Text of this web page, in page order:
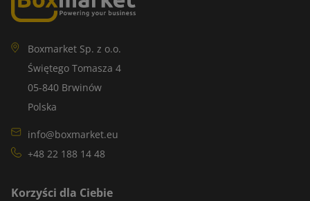
Boxmarket Sp. z o.o.
Świętego Tomasza 4
05-840 Brwinów
Polska
info@boxmarket.eu
+48 22 188 14 48
Korzyści dla Ciebie